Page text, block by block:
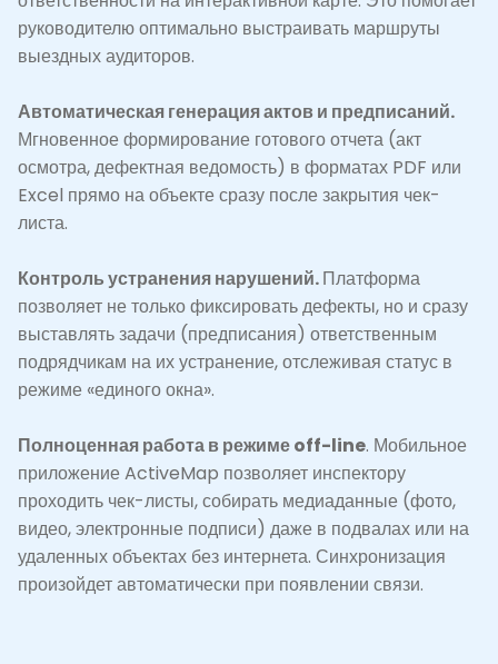
руководителю оптимально выстраивать маршруты
выездных аудиторов.
Автоматическая генерация актов и предписаний.
Мгновенное формирование готового отчета (акт
осмотра, дефектная ведомость) в форматах PDF или
Excel прямо на объекте сразу после закрытия чек-
листа.
Контроль устранения нарушений.Платформа
позволяет не только фиксировать дефекты, но и сразу
выставлять задачи (предписания) ответственным
подрядчикам на их устранение, отслеживая статус в
режиме «единого окна».
Полноценная работа в режиме off-line. Мобильное
приложение ActiveMap позволяет инспектору
проходить чек-листы, собирать медиаданные (фото,
видео, электронные подписи) даже в подвалах или на
удаленных объектах без интернета. Синхронизация
произойдет автоматически при появлении связи.